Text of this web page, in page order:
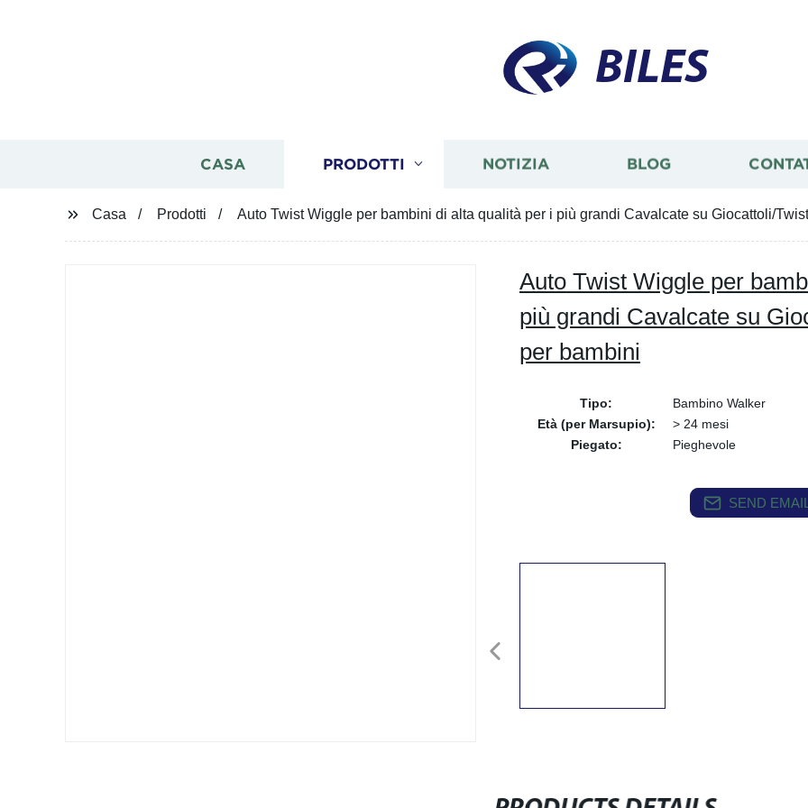
BILES
CASA PRODOTTI NOTIZIA BLOG
Casa Prodotti Auto Twist Wiggle per bambini di alta qualità per i più grandi Cavalcate su Giocattoli/
Auto Twist Wiggle per
più grandi Cavalcate su
per bambini
Tipo:
Bambino Walker
Età (per Marsupio):
> 24 mesi
Piegato:
Pieghevole
SEND